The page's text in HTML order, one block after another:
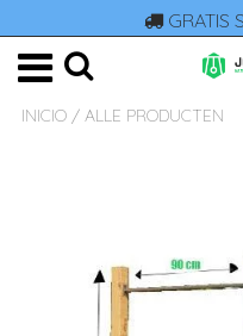
GRATIS
INICIO / ALLE PRODUCTEN